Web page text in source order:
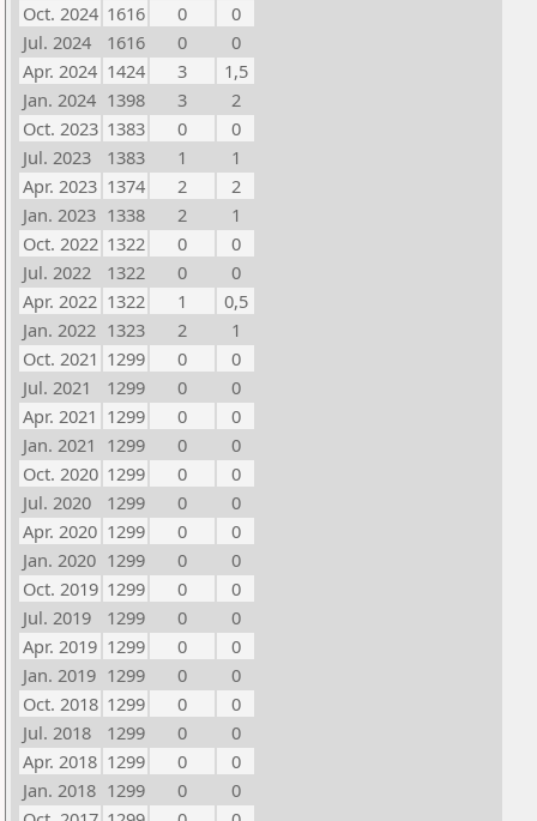
Oct. 2024 1616 0
0
Jul. 2024
1616 0
0
Apr. 2024 1424 3
1,5
Jan. 2024 1398 3
2
Oct. 2023 1383 0
0
Jul. 2023
1383 1
1
Apr. 2023 1374 2
2
Jan. 2023 1338 2
1
Oct. 2022 1322 0
0
Jul. 2022
1322 0
0
Apr. 2022 1322 1
0,5
Jan. 2022 1323 2
1
Oct. 2021 1299 0
0
Jul. 2021
1299 0
0
Apr. 2021 1299 0
0
Jan. 2021 1299 0
0
Oct. 2020 1299 0
0
Jul. 2020
1299 0
0
Apr. 2020 1299 0
0
Jan. 2020 1299 0
0
Oct. 2019 1299 0
0
Jul. 2019
1299 0
0
Apr. 2019 1299 0
0
Jan. 2019 1299 0
0
Oct. 2018 1299 0
0
Jul. 2018
1299 0
0
Apr. 2018 1299 0
0
Jan. 2018 1299 0
0